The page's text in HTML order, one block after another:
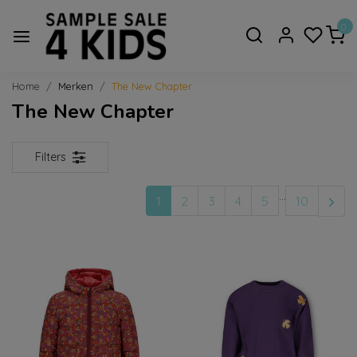
0
Home Merken The New Chapter
The New Chapter
Filters
1 2 3 4 5 ... 10